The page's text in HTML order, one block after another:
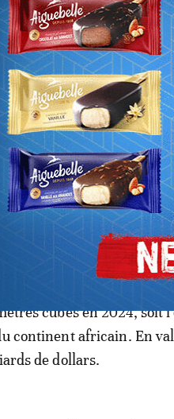
rentables.
Nigeria
brut grâce à
le gaz brulé lors de
le rapport de la
du torchage et
trust fund -GFMR), en
cubes en 2024, soit
continent africain. En
de dollars.